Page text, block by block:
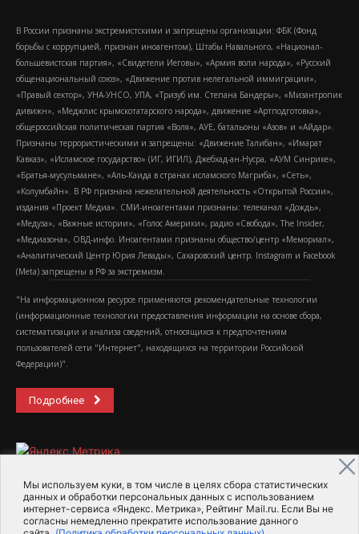
Мы используем куки, в том числе в целях сбора статистических
данных и обработки персональных данных с использованием
интернет-сервиса «Яндекс. Метрика», Рейтинг Mail.ru. Если Вы не
согласны немедленно прекратите использование данного
В России признаны экстремистскими и запрещены организации: ФБК (Фонд
борьбы с коррупцией, признан иноагентом), Штабы Навального, «Национал-
большевистская партия», «Свидетели Иеговы», «Армия воли народа», «Русский
общенациональный союз», «Движение против нелегальной иммиграции»,
«Правый сектор», УНА-УНСО, УПА, «Тризуб им. Степана Бандеры», «Мизантропик
дивижн», «Меджлис крымскотатарского народа», движение «Артподготовка»,
общероссийская политическая партия «Воля», АУЕ, батальоны «Азов» и «Айдар».
Признаны террористическими и запрещены: «Движение Талибан», «Имарат
Кавказ», «Исламское государство» (ИГ, ИГИЛ), Джебхад-ан-Нусра, «АУМ Синрике»,
«Братья-мусульмане», «Аль-Каида в странах исламского Магриба», «Сеть»,
«Колумбайн». В РФ признана нежелательной деятельность «Открытой России»,
издания «Проект Медиа». СМИ-иноагентами признаны: телеканал «Дождь»,
«Медуза», «Важные истории», «Голос Америки», радио «Свобода», The Insider,
«Медиазона», ОВД-инфо. Иноагентами признаны общество/центр «Мемориал»,
«Аналитический Центр Юрия Левады», Сахаровский центр. Instagram и Facebook
(Metа) запрещены в РФ за экстремизм.
"На информационном ресурсе применяются рекомендательные технологии
(информационные технологии предоставления информации на основе сбора,
систематизации и анализа сведений, относящихся к предпочтениям
пользователей сети "Интернет", находящихся на территории Российской
Федерации)".
Подробнее
2015-2026- Информационное агентство МедиаПоток